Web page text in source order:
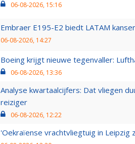
06-08-2026, 15:16
Embraer E195-E2 biedt LATAM
06-08-2026, 14:27
Boeing krijgt nieuwe tegenvaller:
06-08-2026, 13:36
Analyse kwartaalcijfers: Dat vliegen
reiziger
06-08-2026, 12:22
'Oekraïense vrachtvliegtuig in Leipzig